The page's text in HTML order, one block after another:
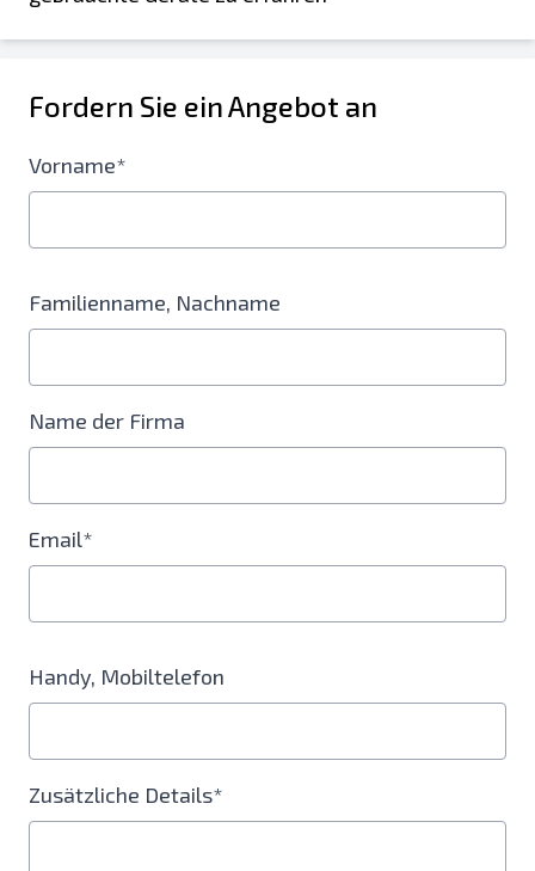
Fordern Sie ein Angebot an
Vorname*
Familienname, Nachname
Name der Firma
Email*
Handy, Mobiltelefon
Zusätzliche Details*